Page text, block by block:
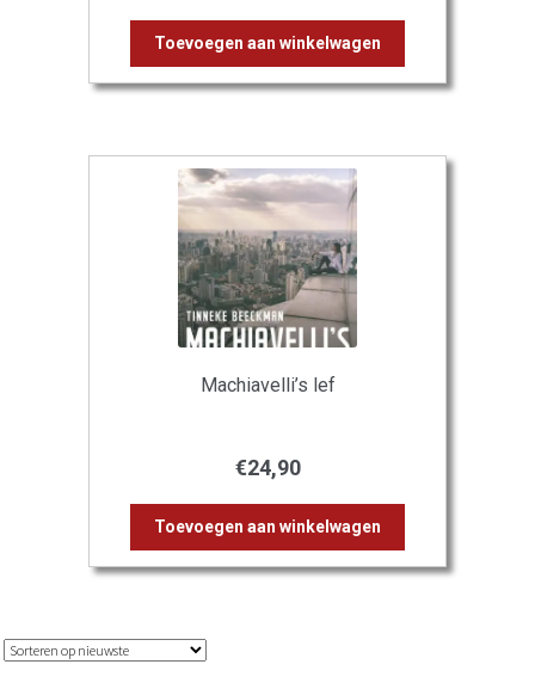
Toevoegen aan winkelwagen
Machiavelli’s lef
€24,90
Toevoegen aan winkelwagen